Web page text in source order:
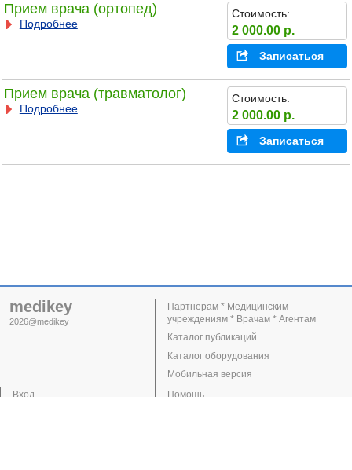
Прием врача (ортопед)
Подробнее
Стоимость:
2 000.00 р.
Записаться
Прием врача (травматолог)
Подробнее
Стоимость:
2 000.00 р.
Записаться
medikey
2026@medikey
Вход
Партнерам * Медицинским
учреждениям * Врачам * Агентам
Каталог публикаций
Каталог оборудования
Мобильная версия
Помощь